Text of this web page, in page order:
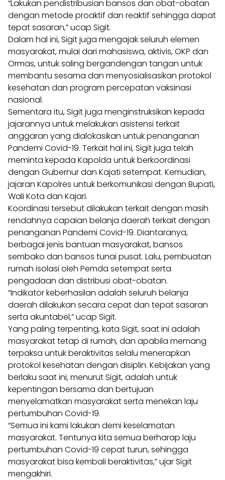
“Lakukan pendistribusian bansos dan obat-obatan
dengan metode proaktif dan reaktif sehingga dapat
tepat sasaran,” ucap Sigit.
Dalam hal ini, Sigit juga mengajak seluruh elemen
masyarakat, mulai dari mahasiswa, aktivis, OKP dan
Ormas, untuk saling bergandengan tangan untuk
membantu sesama dan menyosialisasikan protokol
kesehatan dan program percepatan vaksinasi
nasional.
Sementara itu, Sigit juga menginstruksikan kepada
jajarannya untuk melakukan asistensi terkait
anggaran yang dialokasikan untuk penanganan
Pandemi Covid-19. Terkait hal ini, Sigit juga telah
meminta kepada Kapolda untuk berkoordinasi
dengan Gubernur dan Kajati setempat. Kemudian,
jajaran Kapolres untuk berkomunikasi dengan Bupati,
Wali Kota dan Kajari.
Koordinasi tersebut dilakukan terkait dengan masih
rendahnya capaian belanja daerah terkait dengan
penanganan Pandemi Covid-19. Diantaranya,
berbagai jenis bantuan masyarakat, bansos
sembako dan bansos tunai pusat. Lalu, pembuatan
rumah isolasi oleh Pemda setempat serta
pengadaan dan distribusi obat-obatan.
“Indikator keberhasilan adalah seluruh belanja
daerah dilakukan secara cepat dan tepat sasaran
serta akuntabel,” ucap Sigit.
Yang paling terpenting, kata Sigit, saat ini adalah
masyarakat tetap di rumah, dan apabila memang
terpaksa untuk beraktivitas selalu menerapkan
protokol kesehatan dengan disiplin. Kebijakan yang
berlaku saat ini, menurut Sigit, adalah untuk
kepentingan bersama dan bertujuan
menyelamatkan masyarakat serta menekan laju
pertumbuhan Covid-19.
“Semua ini kami lakukan demi keselamatan
masyarakat. Tentunya kita semua berharap laju
pertumbuhan Covid-19 cepat turun, sehingga
masyarakat bisa kembali beraktivitas,” ujar Sigit
mengakhiri.